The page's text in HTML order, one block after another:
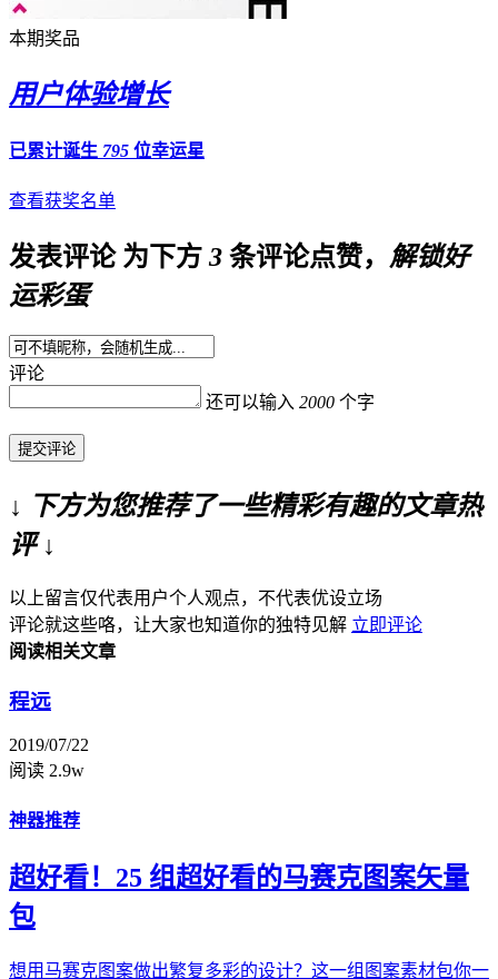
本期奖品
用户体验增长
已累计诞生 795 位幸运星
查看获奖名单
发表评论 为下方 3 条评论点赞， 解锁好
运彩蛋
评论
还可以输入 2000 个字
提交评论
↓ 下方为您推荐了一些精彩有趣的文章热
评 ↓
以上留言仅代表用户个人观点，不代表优设立场
评论就这些咯，让大家也知道你的独特见解 立即评论
阅读相关文章
程远
2019/07/22
阅读 2.9w
神器推荐
超好看！25 组超好看的马赛克图案矢量
包
想用马赛克图案做出繁复多彩的设计？这一组图案素材包你一